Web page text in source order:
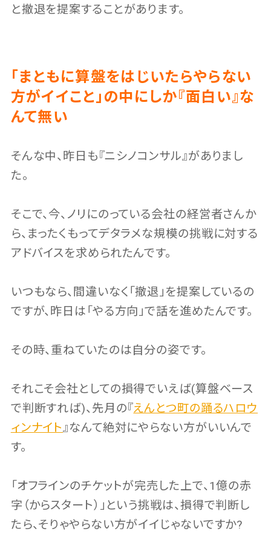
と撤退を提案することがあります。
「まともに算盤をはじいたらやらない
方がイイこと」の中にしか『面白い』な
んて無い
そんな中、昨日も『ニシノコンサル』がありまし
た。
そこで、今、ノリにのっている会社の経営者さんか
ら、まったくもってデタラメな規模の挑戦に対する
アドバイスを求められたんです。
いつもなら、間違いなく「撤退」を提案しているの
ですが、昨日は「やる方向」で話を進めたんです。
その時、重ねていたのは自分の姿です。
それこそ会社としての損得でいえば(算盤ベース
で判断すれば)、先月の『えんとつ町の踊るハロウ
ィンナイト』なんて絶対にやらない方がいいんで
す。
「オフラインのチケットが完売した上で、1億の赤
字（からスタート）」という挑戦は、損得で判断し
たら、そりゃやらない方がイイじゃないですか?